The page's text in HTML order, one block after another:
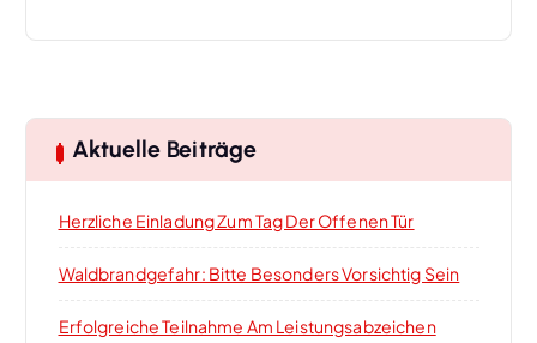
Aktuelle Beiträge
Herzliche Einladung Zum Tag Der Offenen Tür
Waldbrandgefahr: Bitte Besonders Vorsichtig Sein
Erfolgreiche Teilnahme Am Leistungsabzeichen